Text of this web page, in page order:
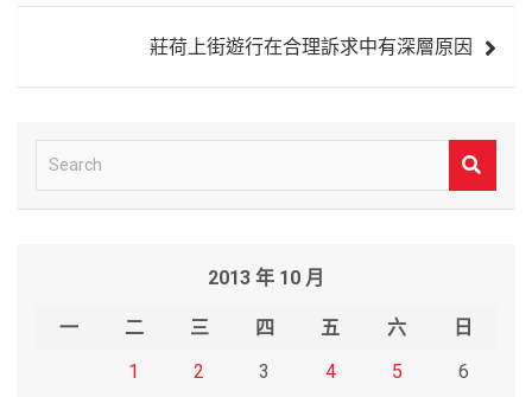
莊荷上街遊行在合理訴求中有深層原因
e
2013 年 10 月
一 二 三 四 五 六
日
1
2 3 4 5 6